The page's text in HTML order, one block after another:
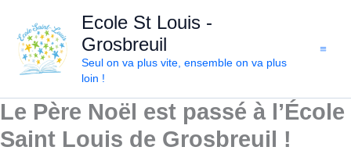
contenu
Ecole St Louis -
Grosbreuil
Seul on va plus vite, ensemble on va plus
loin !
Le Père Noël est passé à l’École
Saint Louis de Grosbreuil !